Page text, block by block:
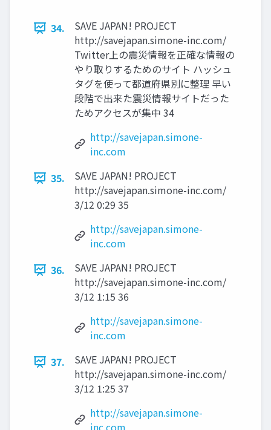
34.
SAVE JAPAN! PROJECT
http://savejapan.simone-inc.com/
Twitter上の震災情報を正確な情報の
やり取りするためのサイト ハッシュ
タグを使って都道府県別に整理 早い
段階で出来た震災情報サイトだった
ためアクセスが集中 34
http://savejapan.simone-
inc.com
35.
SAVE JAPAN! PROJECT
http://savejapan.simone-inc.com/
3/12 0:29 35
http://savejapan.simone-
inc.com
36.
SAVE JAPAN! PROJECT
http://savejapan.simone-inc.com/
3/12 1:15 36
http://savejapan.simone-
inc.com
37.
SAVE JAPAN! PROJECT
http://savejapan.simone-inc.com/
3/12 1:25 37
http://savejapan.simone-